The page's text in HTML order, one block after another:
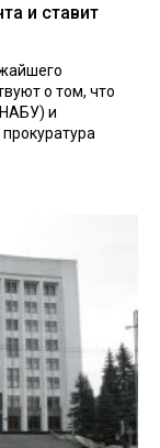
и ставит
о том, что
и